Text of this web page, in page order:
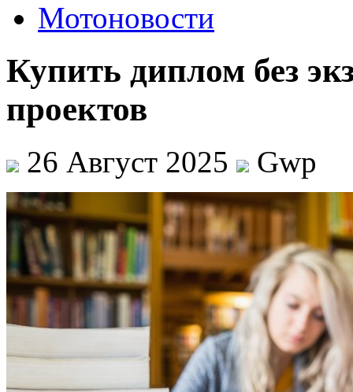
Мотоновости
Купить диплом без
проектов
26 Август 2025 Gwp